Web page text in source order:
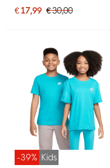
€ 17,99 € 30,00
-39% Kids